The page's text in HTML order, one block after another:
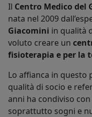
Il Centro Medico del
nata nel 2009
Giacomini in qualità
voluto creare un
fisioterapia e per la
Lo affianca in questo
qualità di socio e
anni ha condiviso
soprattutto sogni e